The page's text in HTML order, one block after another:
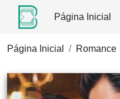
Página Inicial
Página Inicial Romance